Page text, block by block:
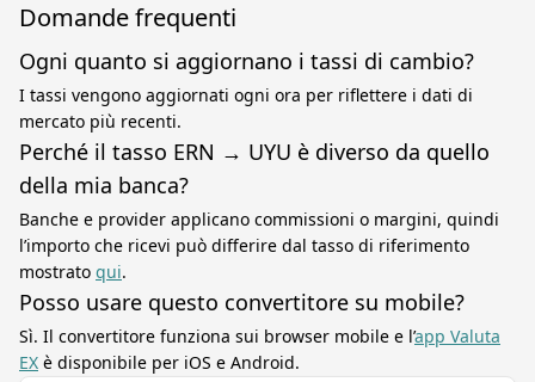
Domande frequenti
Ogni quanto si aggiornano i tassi di cambio?
I tassi vengono aggiornati ogni ora per riflettere i dati di
mercato più recenti.
Perché il tasso ERN → UYU è diverso da quello
della mia banca?
Banche e provider applicano commissioni o margini, quindi
l’importo che ricevi può differire dal tasso di riferimento
mostrato qui.
Posso usare questo convertitore su mobile?
Sì. Il convertitore funziona sui browser mobile e l’app Valuta
EX è disponibile per iOS e Android.